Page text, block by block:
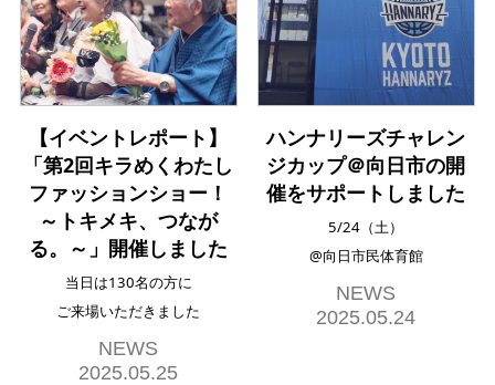
【イベントレポート】
「第2回キラめくわたし
ファッションショー！
～トキメキ、つなが
る。～」開催しました
当日は130名の方に
ご来場いただきました
NEWS
2025.05.25
ハンナリーズチャレン
ジカップ＠向日市の開
催をサポートしました
5/24（土）
@向日市民体育館
NEWS
2025.05.24